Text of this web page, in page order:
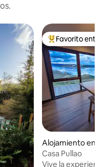
Favorito entre
Favorito entre
Alojamiento en
Casa Pullao
Vive la